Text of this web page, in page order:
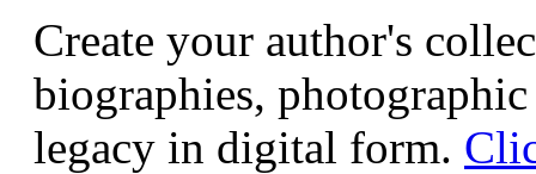
Create your author's
biographies,
legacy in digital form.